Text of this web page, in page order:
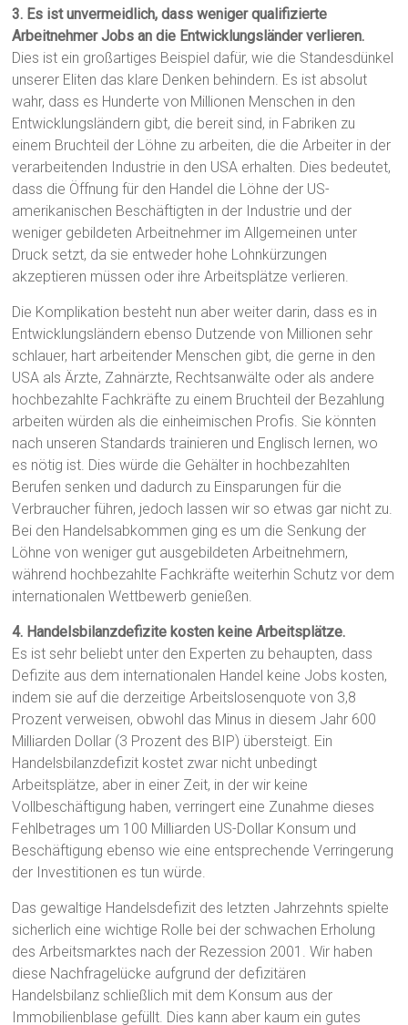
3. Es ist unvermeidlich, dass weniger qualifizierte
Arbeitnehmer Jobs an die Entwicklungsländer verlieren.
Dies ist ein großartiges Beispiel dafür, wie die Standesdünkel
unserer Eliten das klare Denken behindern. Es ist absolut
wahr, dass es Hunderte von Millionen Menschen in den
Entwicklungsländern gibt, die bereit sind, in Fabriken zu
einem Bruchteil der Löhne zu arbeiten, die die Arbeiter in der
verarbeitenden Industrie in den USA erhalten. Dies bedeutet,
dass die Öffnung für den Handel die Löhne der US-
amerikanischen Beschäftigten in der Industrie und der
weniger gebildeten Arbeitnehmer im Allgemeinen unter
Druck setzt, da sie entweder hohe Lohnkürzungen
akzeptieren müssen oder ihre Arbeitsplätze verlieren.
Die Komplikation besteht nun aber weiter darin, dass es in
Entwicklungsländern ebenso Dutzende von Millionen sehr
schlauer, hart arbeitender Menschen gibt, die gerne in den
USA als Ärzte, Zahnärzte, Rechtsanwälte oder als andere
hochbezahlte Fachkräfte zu einem Bruchteil der Bezahlung
arbeiten würden als die einheimischen Profis. Sie könnten
nach unseren Standards trainieren und Englisch lernen, wo
es nötig ist. Dies würde die Gehälter in hochbezahlten
Berufen senken und dadurch zu Einsparungen für die
Verbraucher führen, jedoch lassen wir so etwas gar nicht zu.
Bei den Handelsabkommen ging es um die Senkung der
Löhne von weniger gut ausgebildeten Arbeitnehmern,
während hochbezahlte Fachkräfte weiterhin Schutz vor dem
internationalen Wettbewerb genießen.
4. Handelsbilanzdefizite kosten keine Arbeitsplätze.
Es ist sehr beliebt unter den Experten zu behaupten, dass
Defizite aus dem internationalen Handel keine Jobs kosten,
indem sie auf die derzeitige Arbeitslosenquote von 3,8
Prozent verweisen, obwohl das Minus in diesem Jahr 600
Milliarden Dollar (3 Prozent des BIP) übersteigt. Ein
Handelsbilanzdefizit kostet zwar nicht unbedingt
Arbeitsplätze, aber in einer Zeit, in der wir keine
Vollbeschäftigung haben, verringert eine Zunahme dieses
Fehlbetrages um 100 Milliarden US-Dollar Konsum und
Beschäftigung ebenso wie eine entsprechende Verringerung
der Investitionen es tun würde.
Das gewaltige Handelsdefizit des letzten Jahrzehnts spielte
sicherlich eine wichtige Rolle bei der schwachen Erholung
des Arbeitsmarktes nach der Rezession 2001. Wir haben
diese Nachfragelücke aufgrund der defizitären
Handelsbilanz schließlich mit dem Konsum aus der
Immobilienblase gefüllt. Dies kann aber kaum ein gutes